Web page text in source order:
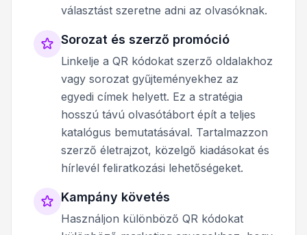
választást szeretne adni az olvasóknak.
Sorozat és szerző promóció
Linkelje a QR kódokat szerző oldalakhoz
vagy sorozat gyűjteményekhez az
egyedi címek helyett. Ez a stratégia
hosszú távú olvasótábort épít a teljes
katalógus bemutatásával. Tartalmazzon
szerző életrajzot, közelgő kiadásokat és
hírlevél feliratkozási lehetőségeket.
Kampány követés
Használjon különböző QR kódokat